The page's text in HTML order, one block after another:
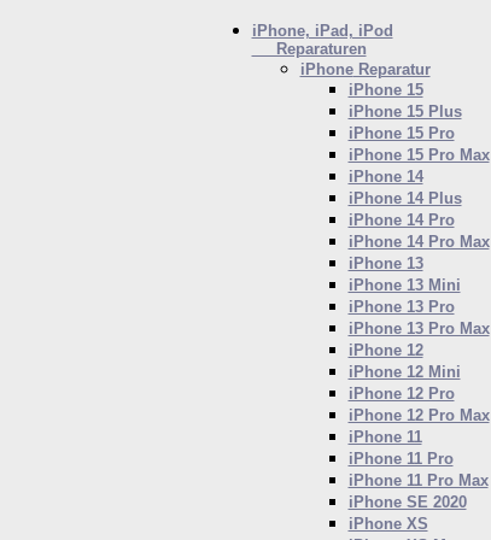
iPhone, iPad, iPod
Reparaturen
iPhoneReparatur
iPhone 15
iPhone 15 Plus
iPhone 15 Pro
iPhone 15 Pro Max
iPhone 14
iPhone 14 Plus
iPhone 14 Pro
iPhone 14 Pro Max
iPhone 13
iPhone 13 Mini
iPhone 13 Pro
iPhone 13 Pro Max
iPhone 12
iPhone 12 Mini
iPhone 12 Pro
iPhone 12 Pro Max
iPhone 11
iPhone 11 Pro
iPhone 11 Pro Max
iPhone SE 2020
iPhone XS